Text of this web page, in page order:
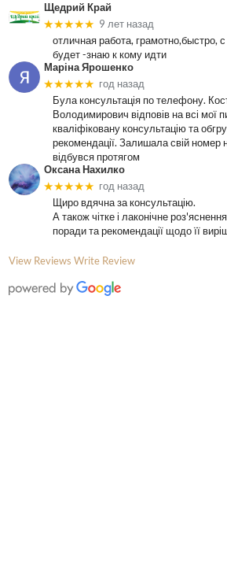
Щедрий Край
★★★★★ 9 лет назад
отличная работа, грамотно,быстро,
будет -знаю к кому идти
Маріна Ярошенко
★★★★★ год назад
Була консультація по телефону.
Володимирович відповів на всі мої
кваліфіковану консультацію та
рекомендації. Залишала свій номер
відбувся протягом
Оксана Нахилко
★★★★★ год назад
Щиро вдячна за консультацію.
А також чітке і лаконічне
поради та рекомендації щодо її
View Reviews Write Review